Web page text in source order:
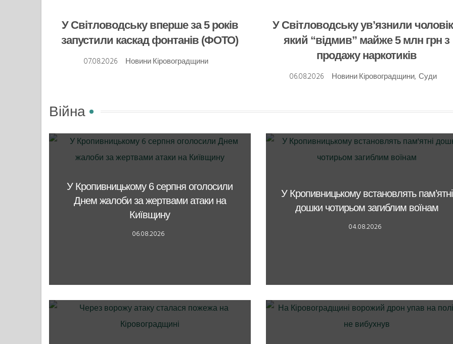
У Світловодську вперше за 5 років
запустили каскад фонтанів (ФОТО)
07.08.2026
Новини Кіровоградщини
У Світловодську ув’язнили
який “відмив” майже 5 млн грн з
продажу наркотиків
06.08.2026
Новини Кіровоградщини, Суди
Війна
У Кропивницькому 6 серпня оголосили
Днем жалоби за жертвами атаки на
Київщину
06.08.2026
У Кропивницькому встановлять пам’ятні
дошки чотирьом загиблим воїнам
04.08.2026